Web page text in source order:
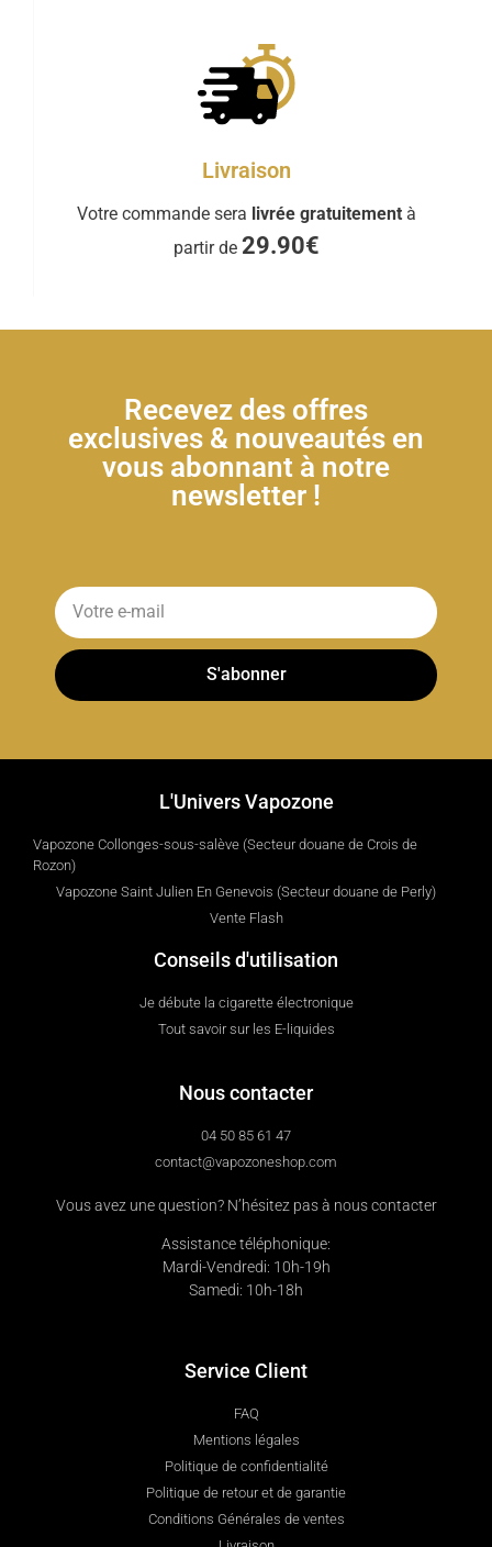
Livraison
Votre commande sera livrée gratuitement à
partir de 29.90€
Recevez des offres
exclusives & nouveautés en
vous abonnant à notre
newsletter !
S'abonner
L'Univers Vapozone
Vapozone Collonges-sous-salève (Secteur douane de Crois de
Rozon)
Vapozone Saint Julien En Genevois (Secteur douane de Perly)
Vente Flash
Conseils d'utilisation
Je débute la cigarette électronique
Tout savoir sur les E-liquides
Nous contacter
04 50 85 61 47
contact@vapozoneshop.com
Vous avez une question? N’hésitez pas à nous contacter
Assistance téléphonique:
Mardi-Vendredi: 10h-19h
Samedi: 10h-18h
Service Client
FAQ
Mentions légales
Politique de confidentialité
Politique de retour et de garantie
Conditions Générales de ventes